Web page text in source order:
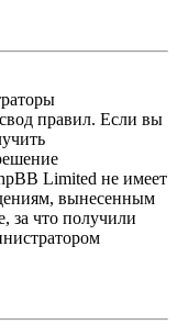
правил. Если вы
Limited не имеет
вынесенным
за что получили